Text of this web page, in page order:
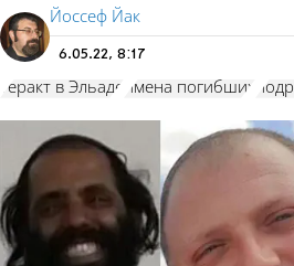
Йоссеф Йак
6.05.22, 8:17
теракт в Эльаде имена погибших